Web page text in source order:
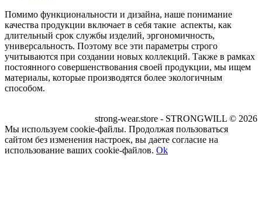
Помимо функциональности и дизайна, наше понимание
качества продукции включает в себя такие аспекты, как
длительный срок службы изделий, эргономичность,
универсальность. Поэтому все эти параметры строго
учитываются при создании новых коллекций. Также в рамках
постоянного совершенствования своей продукции, мы ищем
материалы, которые производятся более экологичным
способом.
strong-wear.store - STRONGWILL © 2026
Мы используем cookie-файлы. Продолжая пользоваться
сайтом без изменения настроек, вы даете согласие на
использование ваших cookie-файлов. Ok